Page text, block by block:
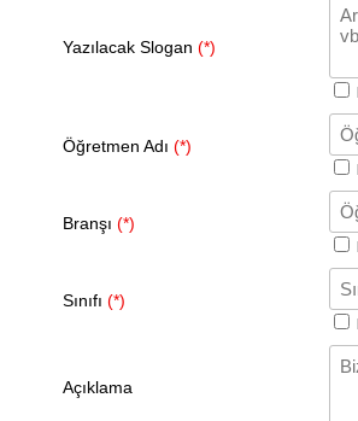
Yazılacak Slogan (*)
Öğretmen Adı (*)
Branşı (*)
Sınıfı (*)
Açıklama